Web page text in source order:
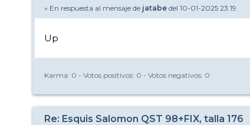
» En respuesta al mensaje de jatabe del 10-01-2025 23:19
Up
Karma: 0 - Votos positivos: 0 - Votos negativos: 0
Re: Esquis Salomon QST 98+FIX, talla 176